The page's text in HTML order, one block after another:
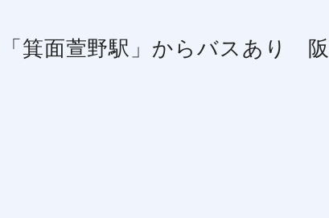
箕面萱野駅」からバスあり